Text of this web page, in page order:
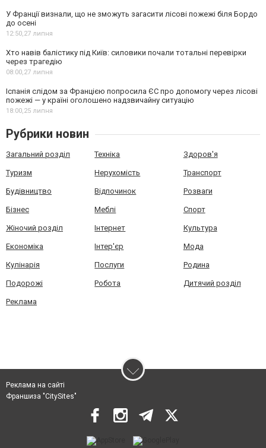
У Франції визнали, що не зможуть загасити лісові пожежі біля Бордо
до осені
12:50,27 липня
Хто навів балістику під Київ: силовики почали тотальні перевірки
через трагедію
08:00,27 липня
Іспанія слідом за Францією попросила ЄС про допомогу через лісові
пожежі — у країні оголошено надзвичайну ситуацію
18:00,25 липня
Рубрики новин
Загальний розділ Техніка Здоров'я
Туризм Нерухомість Транспорт
Будівництво Відпочинок Розваги
Бізнес Меблі Спорт
Жіночий розділ Інтернет Культура
Економіка Інтер'єр Мода
Кулінарія Послуги Родина
Подорожі Робота Дитячий розділ
Реклама
Реклама на сайті
Франшиза "CitySites"